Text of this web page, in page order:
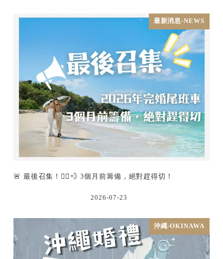
最新消息-NEWS
🚨 最後召集！🏃‍♂️💨 3個月前籌備，絕對趕得切！
2026-07-23
沖繩-OKINAWA